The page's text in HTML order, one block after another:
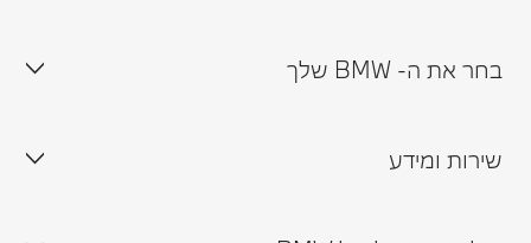
צור קשר
תיאום פגישה עם נציג
בחר את ה- BMW שלך
זמינות רכבים במלאי
שירות ומידע